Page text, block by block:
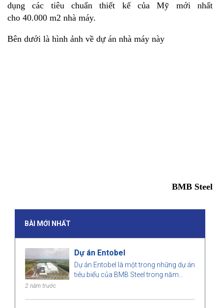
dụng các tiêu chuẩn thiết kế của Mỹ mới nhất
cho 40.000 m2 nhà máy.
Bên dưới là hình ảnh về dự án nhà máy này
BMB Steel
BÀI MỚI NHẤT
2 năm trước
Dự án Entobel
Dự án Entobel là một trong những dự án
tiêu biểu của BMB Steel trong năm